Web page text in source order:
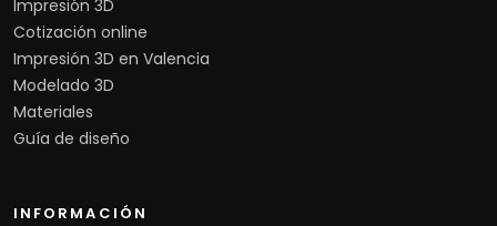
Impresión 3D
Cotización online
Impresión 3D en Valencia
Modelado 3D
Materiales
Guía de diseño
INFORMACIÓN